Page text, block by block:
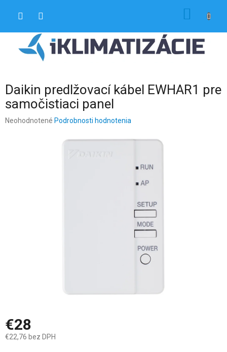
Daikin predlžovací kábel EWHAR1 pre
samočistiaci panel
Priemerné
Neohodnotené Podrobnosti hodnotenia
€28
€22,76 bez DPH